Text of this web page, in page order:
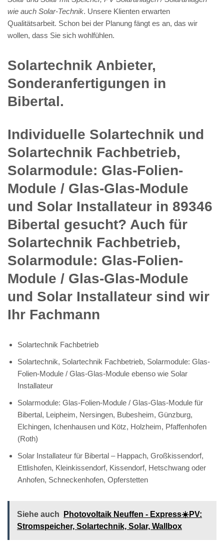
wie auch Solar-Technik. Unsere Klienten erwarten
Qualitätsarbeit. Schon bei der Planung fängt es an, das wir
wollen, dass Sie sich wohlfühlen.
Solartechnik Anbieter,
Sonderanfertigungen in
Bibertal.
Individuelle Solartechnik und
Solartechnik Fachbetrieb,
Solarmodule: Glas-Folien-
Module / Glas-Glas-Module
und Solar Installateur in 89346
Bibertal gesucht? Auch für
Solartechnik Fachbetrieb,
Solarmodule: Glas-Folien-
Module / Glas-Glas-Module
und Solar Installateur sind wir
Ihr Fachmann
Solartechnik Fachbetrieb
Solartechnik, Solartechnik Fachbetrieb, Solarmodule: Glas-
Folien-Module / Glas-Glas-Module ebenso wie Solar
Installateur
Solarmodule: Glas-Folien-Module / Glas-Glas-Module für
Bibertal, Leipheim, Nersingen, Bubesheim, Günzburg,
Elchingen, Ichenhausen und Kötz, Holzheim, Pfaffenhofen
(Roth)
Solar Installateur für Bibertal – Happach, Großkissendorf,
Ettlishofen, Kleinkissendorf, Kissendorf, Hetschwang oder
Anhofen, Schneckenhofen, Opferstetten
Siehe auch
Photovoltaik Neuffen - Express☀️PV️:
Stromspeicher, Solartechnik, Solar, Wallbox